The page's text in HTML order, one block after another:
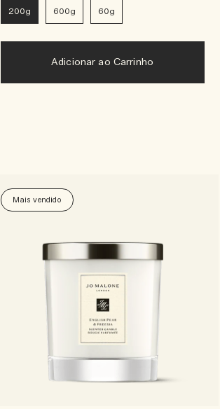
200g 600g 60g
Adicionar ao Carrinho
Mais vendido